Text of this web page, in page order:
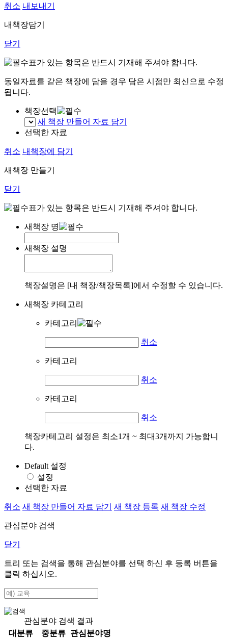
취소 내보내기
내책장담기
닫기
표가 있는 항목은 반드시 기재해 주셔야 합니다.
동일자료를 같은 책장에 담을 경우 담은 시점만 최신으로 수정
됩니다.
책장선택
새 책장 만들어 자료 담기
선택한 자료
취소 내책장에 담기
새책장 만들기
닫기
표가 있는 항목은 반드시 기재해 주셔야 합니다.
새책장 명
새책장 설명
책장설명은 [내 책장/책장목록]에서 수정할 수 있습니다.
새책장 카테고리
카테고리
취소
카테고리
취소
카테고리
취소
책장카테고리 설정은 최소1개 ~ 최대3개까지 가능합니
다.
Default 설정
설정
선택한 자료
취소 새 책장 만들어 자료 담기 새 책장 등록 새 책장 수정
관심분야 검색
닫기
트리 또는 검색을 통해 관심분야를 선택 하신 후 등록 버튼을
클릭 하십시오.
관심분야 검색 결과
대분류
중분류 관심분야명